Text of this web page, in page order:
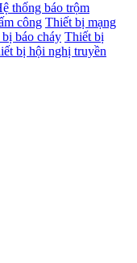
thống báo trộm
công Thiết bị mạng
báo cháy Thiết bị
bị hội nghị truyền